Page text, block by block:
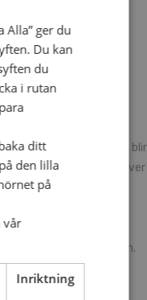
pastorer och
24.
i att utforska hur vi blir
i en tid som kräver
normer och vad
människor idag. Det
för barnfamiljer
göra församlingen till sin.
18 april 2024
Alla” ger du
Du kan
du
i rutan
ditt
den lilla
på
vår
Inriktning